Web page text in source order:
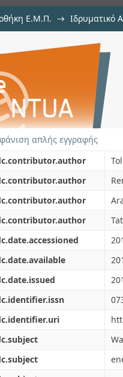
Ε.Μ.Π. → Ιδρυματικό
απλής εγγραφής